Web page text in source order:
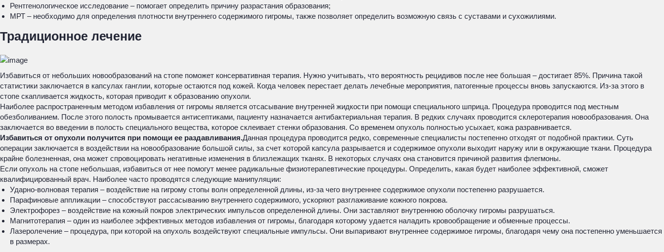
Рентгенологическое исследование – помогает определить причину разрастания образования;
МРТ – необходимо для определения плотности внутреннего содержимого гигромы, также позволяет определить возможную связь с суставами и сухожилиями.
Традиционное лечение
Избавиться от небольших новообразований на стопе поможет консервативная терапия. Нужно учитывать, что вероятность рецидивов после нее большая – достигает 85%. Причина такой
статистики заключается в капсулах ганглии, которые остаются под кожей. Когда человек перестает делать лечебные мероприятия, патогенные процессы вновь запускаются. Из-за этого в
стопе скапливается жидкость, которая приводит к образованию опухоли.
Наиболее распространенным методом избавления от гигромы является отсасывание внутренней жидкости при помощи специального шприца. Процедура проводится под местным
обезболиванием. После этого полость промывается антисептиками, пациенту назначается антибактериальная терапия. В редких случаях проводится склеротерапия новообразования. Она
заключается во введении в полость специального вещества, которое склеивает стенки образования. Со временем опухоль полностью усыхает, кожа разравнивается.
Избавиться от опухоли получится при помощи ее раздавливания.Данная процедура проводится редко, современные специалисты постепенно отходят от подобной практики. Суть
операции заключается в воздействии на новообразование большой силы, за счет которой капсула разрывается и содержимое опухоли выходит наружу или в окружающие ткани. Процедура
крайне болезненная, она может спровоцировать негативные изменения в близлежащих тканях. В некоторых случаях она становится причиной развития флегмоны.
Если опухоль на стопе небольшая, избавиться от нее помогут менее радикальные физиотерапевтические процедуры. Определить, какая будет наиболее эффективной, сможет
квалифицированный врач. Наиболее часто проводятся следующие манипуляции:
Ударно-волновая терапия – воздействие на гигрому стопы волн определенной длины, из-за чего внутреннее содержимое опухоли постепенно разрушается.
Парафиновые аппликации – способствуют рассасыванию внутреннего содержимого, ускоряют разглаживание кожного покрова.
Электрофорез – воздействие на кожный покров электрических импульсов определенной длины. Они заставляют внутреннюю оболочку гигромы разрушаться.
Магнитотерапия – один из наиболее эффективных методов избавления от гигромы, благодаря которому удается наладить кровообращение и обменные процессы.
Лазеролечение – процедура, при которой на опухоль воздействуют специальные импульсы. Они выпаривают внутреннее содержимое гигромы, благодаря чему она постепенно уменьшается
в размерах.